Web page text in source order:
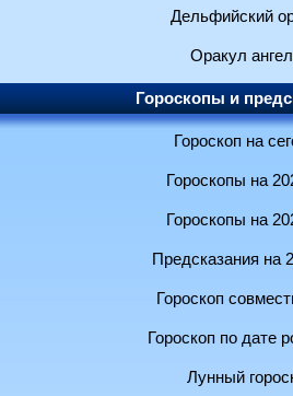
Дельфийский
Оракул
Гороскопы и
Гороскоп на
Гороскопы на
Гороскопы на
Предсказания на
Гороскоп
Гороскоп по дате
Лунный